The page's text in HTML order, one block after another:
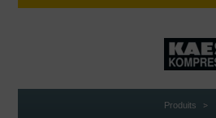
Produits